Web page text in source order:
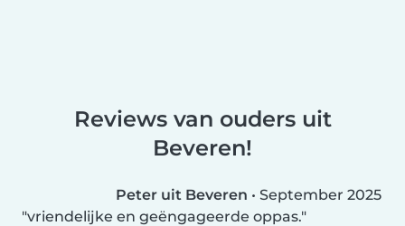
Reviews van ouders uit
Beveren!
Peter uit Beveren • September 2025
vriendelijke en geëngageerde oppas.